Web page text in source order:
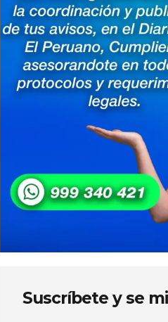
Suscríbete y se